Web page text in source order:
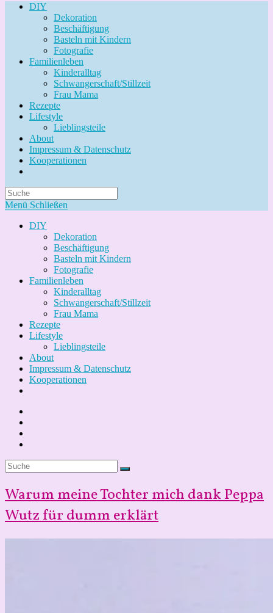
DIY
Dekoration
Beschäftigung
Basteln mit Kindern
Fotografie
Familienleben
Kinderalltag
Schwangerschaft/Stillzeit
Frau Mama
Rezepte
Lifestyle
Lieblingsteile
About
Impressum & Datenschutz
Kooperationen
Search
this
website
Menü Schließen
DIY
Dekoration
Beschäftigung
Basteln mit Kindern
Fotografie
Familienleben
Kinderalltag
Schwangerschaft/Stillzeit
Frau Mama
Rezepte
Lifestyle
Lieblingsteile
About
Impressum & Datenschutz
Kooperationen
Warum meine Tochter mich dank Peppa
Wutz für dumm erklärt